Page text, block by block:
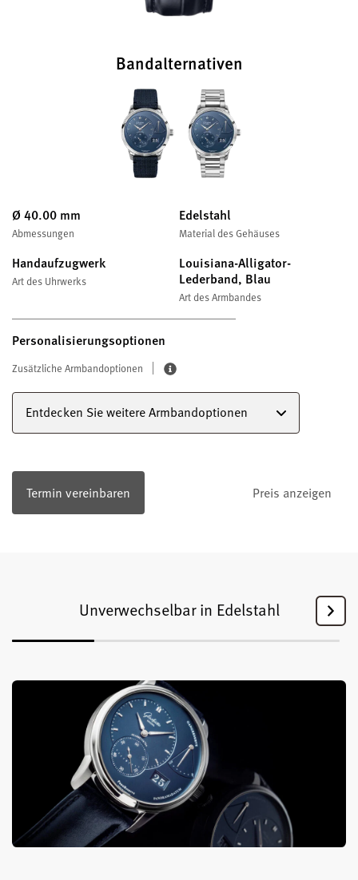
Bandalternativen
Ø 40.00 mm
Abmessungen
Edelstahl
Material des Gehäuses
Handaufzugwerk
Art des Uhrwerks
Louisiana-Alligator-
Lederband, Blau
Art des Armbandes
Personalisierungsoptionen
Zusätzliche Armbandoptionen
Entdecken Sie weitere Armbandoptionen
Termin vereinbaren Preis anzeigen
Unverwechselbar in Edelstahl